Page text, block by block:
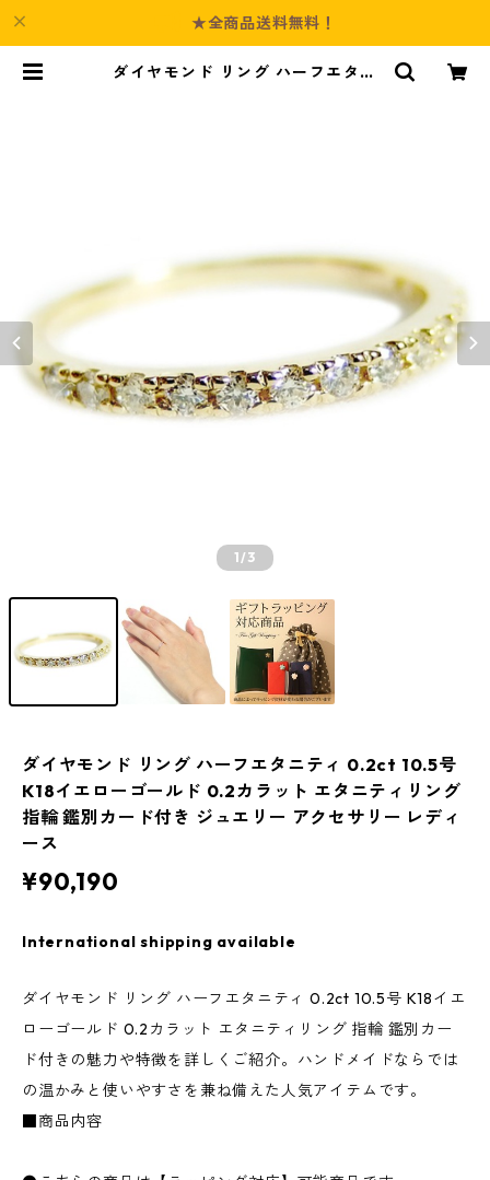
★全商品送料無料！
ダイヤモンド リング ハーフエタニ
1/3
ダイヤモンド リング ハーフエタニティ 0.2ct 10.5号
K18イエローゴールド 0.2カラット エタニティリング
指輪 鑑別カード付き ジュエリー アクセサリー レディ
ース
¥90,190
International shipping available
ダイヤモンド リング ハーフエタニティ 0.2ct 10.5号 K18イエ
ローゴールド 0.2カラット エタニティリング 指輪 鑑別カー
ド付きの魅力や特徴を詳しくご紹介。ハンドメイドならでは
の温かみと使いやすさを兼ね備えた人気アイテムです。
■商品内容